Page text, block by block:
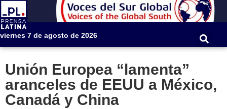
viernes 7 de agosto de 2026
Unión Europea “lamenta”
aranceles de EEUU a México,
Canadá y China